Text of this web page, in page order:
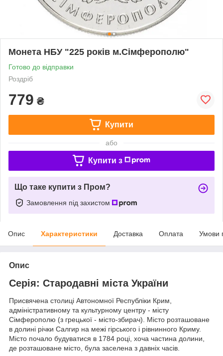
Монета НБУ "225 років м.Сімферополю"
Готово до відправки
Роздріб
779 ₴
Купити
або
Купити з
Що таке купити з Пром?
Замовлення під захистом
Опис Характеристики Доставка Оплата Умови
Опис
Серія: Стародавні міста України
Присвячена столиці Автономної Республіки Крим,
адміністративному та культурному центру - місту
Сімферополю (з грецької - місто-збирач). Місто розташоване
в долині річки Салгир на межі гірського і рівнинного Криму.
Місто почало будуватися в 1784 році, хоча частина долини,
де розташоване місто, була заселена з давніх часів.